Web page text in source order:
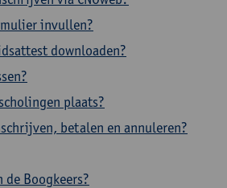
invullen?
downloaden?
plaats?
betalen en annuleren?
Boogkeers?